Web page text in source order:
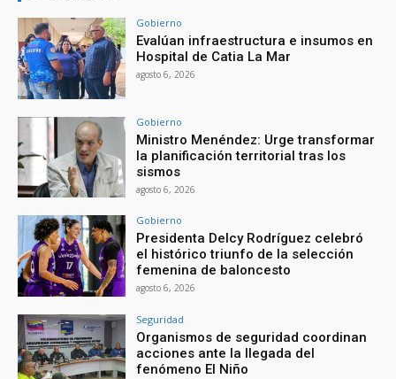
Gobierno
Evalúan infraestructura e insumos en
Hospital de Catia La Mar
agosto 6, 2026
Gobierno
Ministro Menéndez: Urge transformar
la planificación territorial tras los
sismos
agosto 6, 2026
Gobierno
Presidenta Delcy Rodríguez celebró
el histórico triunfo de la selección
femenina de baloncesto
agosto 6, 2026
Seguridad
Organismos de seguridad coordinan
acciones ante la llegada del
fenómeno El Niño